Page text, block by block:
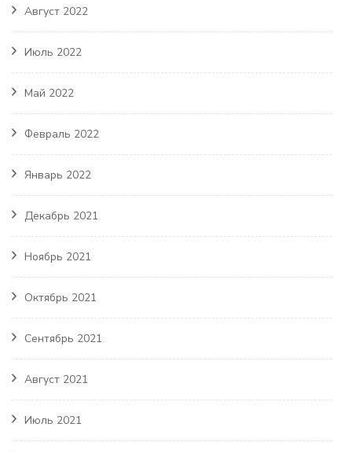
Август 2022
Июль 2022
Май 2022
Февраль 2022
Январь 2022
Декабрь 2021
Ноябрь 2021
Октябрь 2021
Сентябрь 2021
Август 2021
Июль 2021